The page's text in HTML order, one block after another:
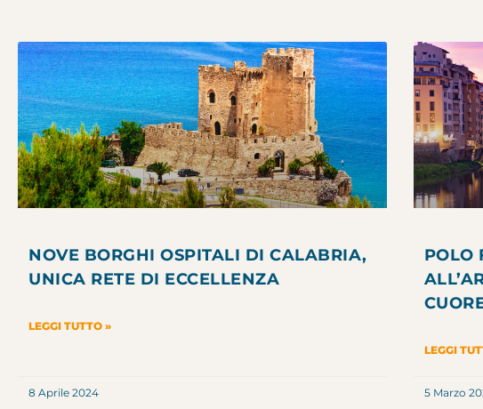
NOVE BORGHI OSPITALI DI CALABRIA,
UNICA RETE DI ECCELLENZA
LEGGI TUTTO »
8 Aprile 2024
POLO
LEGGI
5 Marzo